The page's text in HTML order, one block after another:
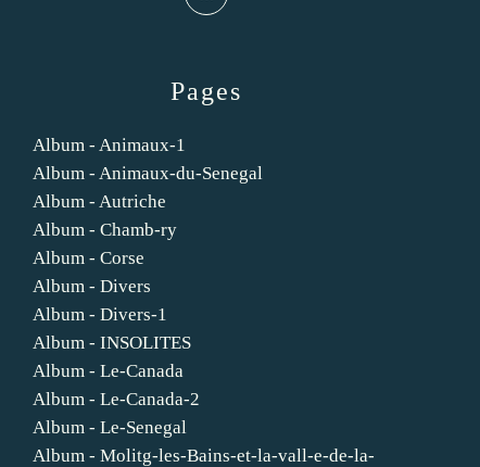
Pages
Album - Animaux-1
Album - Animaux-du-Senegal
Album - Autriche
Album - Chamb-ry
Album - Corse
Album - Divers
Album - Divers-1
Album - INSOLITES
Album - Le-Canada
Album - Le-Canada-2
Album - Le-Senegal
Album - Molitg-les-Bains-et-la-vall-e-de-la-